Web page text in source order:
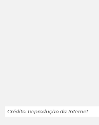
Crédito: Reprodução da Internet